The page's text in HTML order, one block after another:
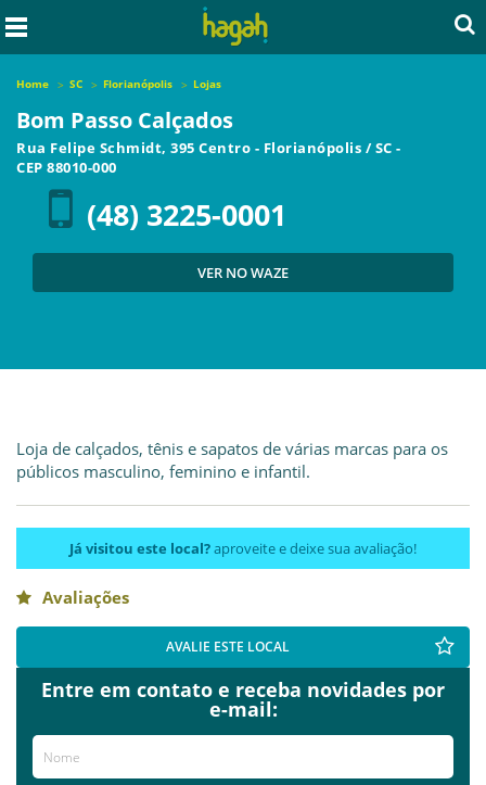
Home SC Florianópolis Lojas
Bom Passo Calçados
Rua Felipe Schmidt, 395 Centro - Florianópolis /SC -
CEP 88010-000
(48) 3225-0001
VER NO WAZE
Loja de calçados, tênis e sapatos de várias marcas para os
públicos masculino, feminino e infantil.
Já visitou este local?aproveite e deixe sua avaliação!
Avaliações
AVALIE ESTE LOCAL
Entre em contato e receba novidades por
e-mail: